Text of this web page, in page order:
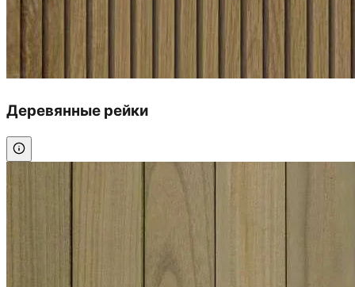
Деревянные рейки